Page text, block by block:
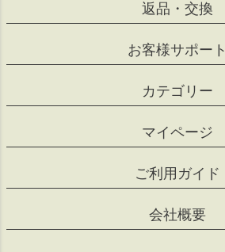
返品・交換
お客様サポート
カテゴリー
マイページ
ご利用ガイド
会社概要